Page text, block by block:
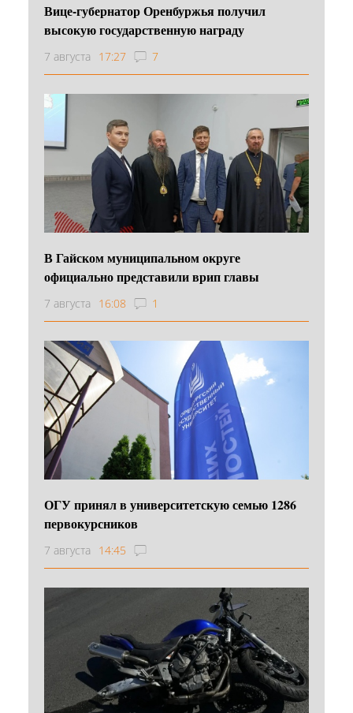
Вице-губернатор Оренбуржья получил
высокую государственную награду
7 августа 17:27 7
В Гайском муниципальном округе
официально представили врип главы
7 августа 16:08 1
ОГУ принял в университетскую семью 1286
первокурсников
7 августа 14:45